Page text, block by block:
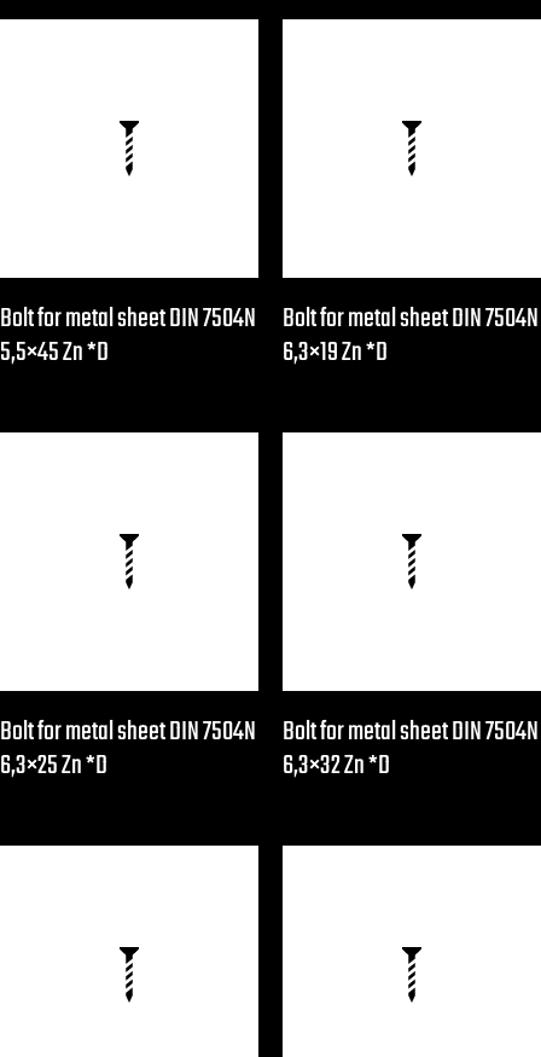
Bolt for metal sheet DIN 7504N
5,5×45 Zn *D
Bolt for metal sheet DIN 7504N
6,3×19 Zn *D
Bolt for metal sheet DIN 7504N
6,3×25 Zn *D
Bolt for metal sheet DIN 7504N
6,3×32 Zn *D